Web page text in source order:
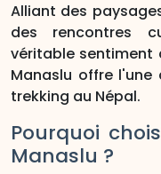
Alliant des
des rencontres
véritable sentiment
Manaslu offre l'une
trekking au Népal.
Pourquoi
Manaslu ?